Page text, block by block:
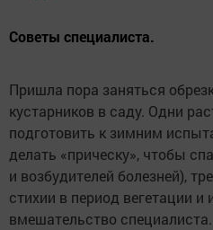
Советы специалиста.
Пришла пора заняться
кустарников в саду. Одни
подготовить к зимним
делать «прическу», чтобы
и возбудителей болезней),
стихии в период вегетации и
вмешательство специалиста.